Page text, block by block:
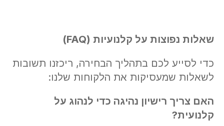
שאלות נפוצות על קלנועיות (FAQ)
כדי לסייע לכם בתהליך הבחירה, ריכזנו תשובות
לשאלות שמעסיקות את הלקוחות שלנו:
האם צריך רישיון נהיגה כדי לנהוג על
קלנועית?